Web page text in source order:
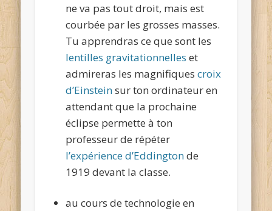
ne va pas tout droit, mais est
courbée par les grosses masses.
Tu apprendras ce que sont les
lentilles gravitationnelles et
admireras les magnifiquescroix
d’Einsteinsur ton ordinateur en
attendant que la prochaine
éclipse permette à ton
professeur de répéter
l’expérience d’Eddingtonde
1919 devant la classe.
au cours de technologie en